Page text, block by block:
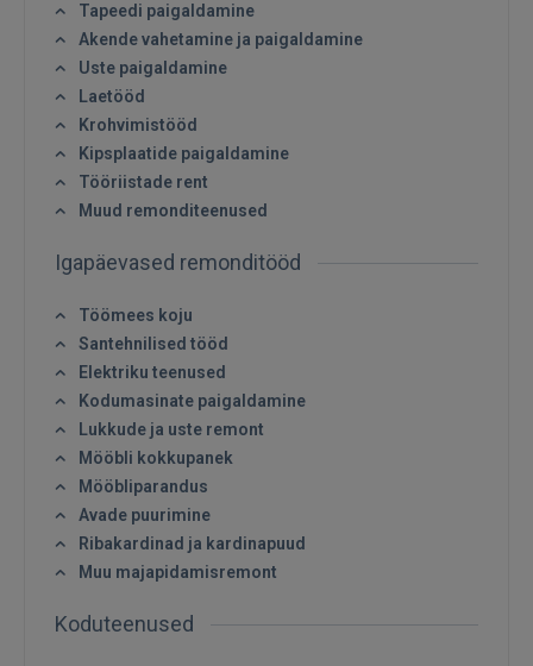
Tapeedi paigaldamine
Akende vahetamine ja paigaldamine
Uste paigaldamine
Laetööd
Krohvimistööd
Kipsplaatide paigaldamine
Tööriistade rent
Muud remonditeenused
Igapäevased remonditööd
Töömees koju
Santehnilised tööd
Elektriku teenused
Kodumasinate paigaldamine
Lukkude ja uste remont
Mööbli kokkupanek
Mööbliparandus
Avade puurimine
Ribakardinad ja kardinapuud
Muu majapidamisremont
Koduteenused